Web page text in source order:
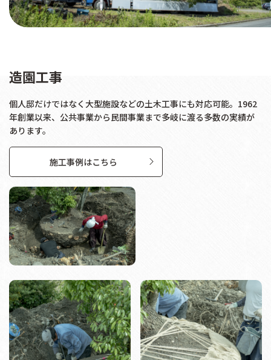
造園工事
個人邸だけではなく大型施設などの土木工事にも対応可能。1962
年創業以来、公共事業から民間事業まで多岐に渡る多数の実績が
あります。
施工事例はこちら